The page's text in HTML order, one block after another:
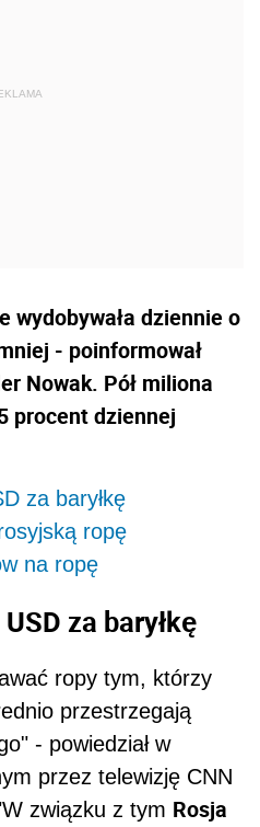
wydobywała dziennie o
- poinformował
Nowak. Pół miliona
procent dziennej
za baryłkę
ropę
na ropę
za baryłkę
ropy tym, którzy
przestrzegają
- powiedział w
przez telewizję CNN
związku z tym Rosja